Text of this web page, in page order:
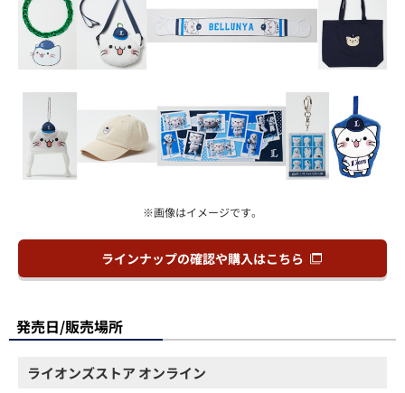
※画像はイメージです。
ラインナップの確認や購入はこちら
発売日/販売場所
ライオンズストア オンライン